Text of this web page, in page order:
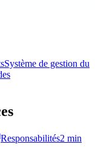
Système de gestion du
Responsabilités2 min